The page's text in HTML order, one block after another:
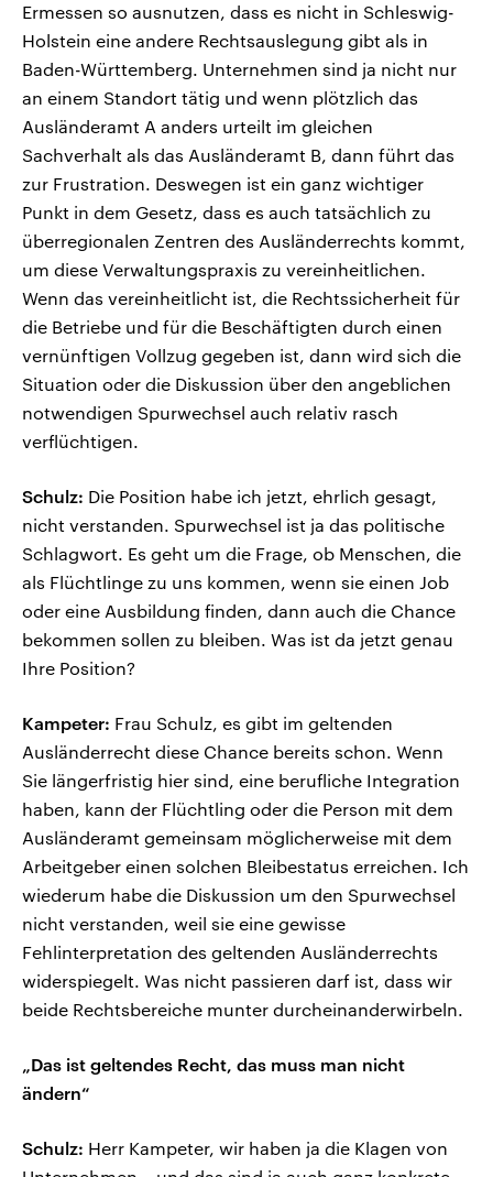
Ermessen so ausnutzen, dass es nicht in Schleswig-
Holstein eine andere Rechtsauslegung gibt als in
Baden-Württemberg. Unternehmen sind ja nicht nur
an einem Standort tätig und wenn plötzlich das
Ausländeramt A anders urteilt im gleichen
Sachverhalt als das Ausländeramt B, dann führt das
zur Frustration. Deswegen ist ein ganz wichtiger
Punkt in dem Gesetz, dass es auch tatsächlich zu
überregionalen Zentren des Ausländerrechts kommt,
um diese Verwaltungspraxis zu vereinheitlichen.
Wenn das vereinheitlicht ist, die Rechtssicherheit für
die Betriebe und für die Beschäftigten durch einen
vernünftigen Vollzug gegeben ist, dann wird sich die
Situation oder die Diskussion über den angeblichen
notwendigen Spurwechsel auch relativ rasch
verflüchtigen.
Schulz: Die Position habe ich jetzt, ehrlich gesagt,
nicht verstanden. Spurwechsel ist ja das politische
Schlagwort. Es geht um die Frage, ob Menschen, die
als Flüchtlinge zu uns kommen, wenn sie einen Job
oder eine Ausbildung finden, dann auch die Chance
bekommen sollen zu bleiben. Was ist da jetzt genau
Ihre Position?
Kampeter: Frau Schulz, es gibt im geltenden
Ausländerrecht diese Chance bereits schon. Wenn
Sie längerfristig hier sind, eine berufliche Integration
haben, kann der Flüchtling oder die Person mit dem
Ausländeramt gemeinsam möglicherweise mit dem
Arbeitgeber einen solchen Bleibestatus erreichen. Ich
wiederum habe die Diskussion um den Spurwechsel
nicht verstanden, weil sie eine gewisse
Fehlinterpretation des geltenden Ausländerrechts
widerspiegelt. Was nicht passieren darf ist, dass wir
beide Rechtsbereiche munter durcheinanderwirbeln.
„Das ist geltendes Recht, das muss man nicht
ändern“
Schulz: Herr Kampeter, wir haben ja die Klagen von